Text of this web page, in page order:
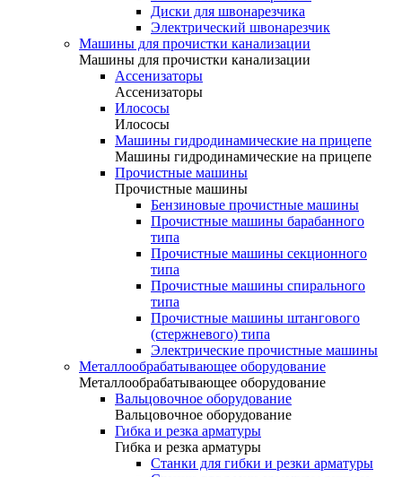
Диски для швонарезчика
Электрический швонарезчик
Машины для прочистки канализации
Машины для прочистки канализации
Ассенизаторы
Ассенизаторы
Илососы
Илососы
Машины гидродинамические на прицепе
Машины гидродинамические на прицепе
Прочистные машины
Прочистные машины
Бензиновые прочистные машины
Прочистные машины барабанного
типа
Прочистные машины секционного
типа
Прочистные машины спирального
типа
Прочистные машины штангового
(стержневого) типа
Электрические прочистные машины
Металлообрабатывающее оборудование
Металлообрабатывающее оборудование
Вальцовочное оборудование
Вальцовочное оборудование
Гибка и резка арматуры
Гибка и резка арматуры
Станки для гибки и резки арматуры